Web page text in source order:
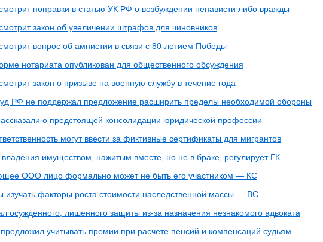
поправки в статью УК РФ о возбуждении ненависти либо вражды
закон об увеличении штрафов для чиновников
вопрос об амнистии в связи с 80-летием Победы
нотариата опубликован для общественного обсуждения
закон о призыве на военную службу в течение года
РФ не поддержал предложение расширить пределы необходимой обороны
о предстоящей консолидации юридической профессии
могут ввести за фиктивные сертификаты для мигрантов
имуществом, нажитым вместе, но не в браке, регулирует ГК
ООО лицо формально может не быть его участником — КС
факторы роста стоимости наследственной массы — ВС
осужденного, лишенного защиты из-за назначения незнакомого адвоката
учитывать премии при расчете пенсий и компенсаций судьям